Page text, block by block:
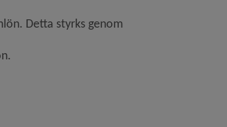
Detta styrks genom